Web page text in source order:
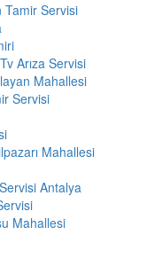
Tamir Servisi
Arıza Servisi
Mahallesi
Servisi
Mahallesi
Antalya
Mahallesi